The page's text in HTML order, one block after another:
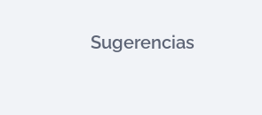
Sugerencias